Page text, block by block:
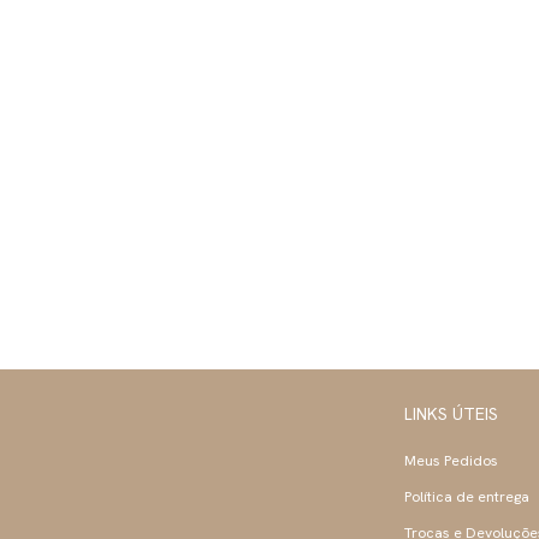
LINKS ÚTEIS
Meus Pedidos
Política de entrega
Trocas e